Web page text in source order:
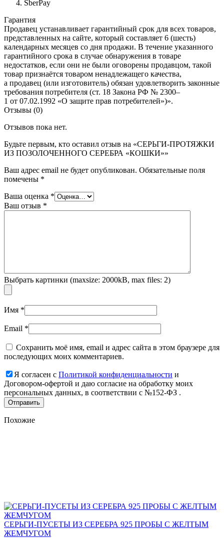
SberPay
Гарантия
Продавец устанавливает гарантийный срок для всех товаров,
представленных на сайте, который составляет 6 (шесть)
календарных месяцев со дня продажи. В течение указанного
гарантийного срока в случае обнаружения в товаре
недостатков, если они не были оговорены продавцом, такой
товар признаётся товаром ненадлежащего качества,
а продавец (или изготовитель) обязан удовлетворить законные
требования потребителя (ст. 18 Закона РФ № 2300–
1 от 07.02.1992 «О защите прав потребителей»)».
Отзывы (0)
Отзывов пока нет.
Будьте первым, кто оставил отзыв на «СЕРЬГИ-ПРОТЯЖКИ
ИЗ ПОЗОЛОЧЕННОГО СЕРЕБРА «КОШКИ»»
Ваш адрес email не будет опубликован. Обязательные поля
помечены *
Ваша оценка *
Ваш отзыв *
Выбрать картинки (maxsize: 2000kB, max files: 2)
Имя *
Email *
Сохранить моё имя, email и адрес сайта в этом браузере для
последующих моих комментариев.
Я согласен с Политикой конфиденциальности и
Договором-офертой и даю согласие на обработку моих
персональных данных, в соответствии с №152-ФЗ .
Похожие
СЕРЬГИ-ПУСЕТЫ ИЗ СЕРЕБРА 925 ПРОБЫ С ЖЕЛТЫМ
ЖЕМЧУГОМ